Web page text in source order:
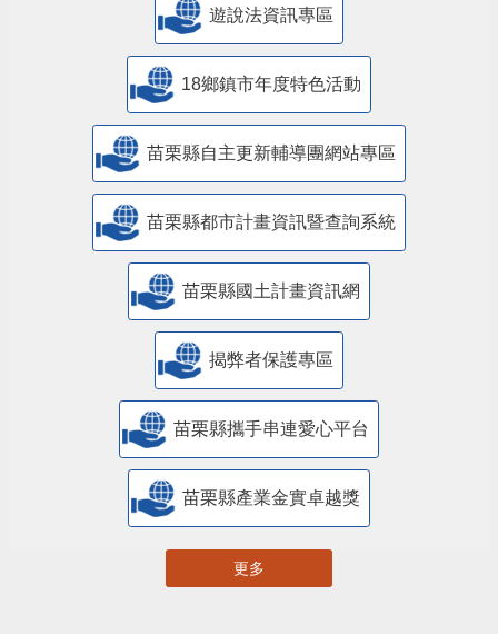
遊說法資訊專區
18鄉鎮市年度特色活動
苗栗縣自主更新輔導團網站專區
苗栗縣都市計畫資訊暨查詢系統
苗栗縣國土計畫資訊網
揭弊者保護專區
苗栗縣攜手串連愛心平台
苗栗縣產業金實卓越獎
更多